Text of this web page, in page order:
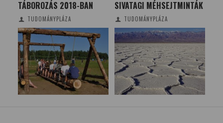
TÁBOROZÁS 2018-BAN
TUDOMÁNYPLÁZA
SIVATAGI MÉHSEJTMINTÁK
TUDOMÁNYPLÁZA